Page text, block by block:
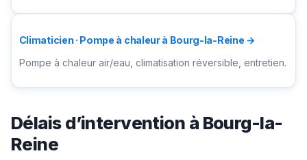
Climaticien · Pompe à chaleur à Bourg-la-Reine →
Pompe à chaleur air/eau, climatisation réversible, entretien.
Délais d’intervention à Bourg-la-
Reine